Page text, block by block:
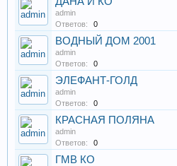
admin
Ответов:
0
ВОДНЫЙ ДОМ 2001
admin
Ответов:
0
ЭЛЕФАНТ-ГОЛД
admin
Ответов:
0
КРАСНАЯ ПОЛЯНА
admin
Ответов:
0
ГМВ КО